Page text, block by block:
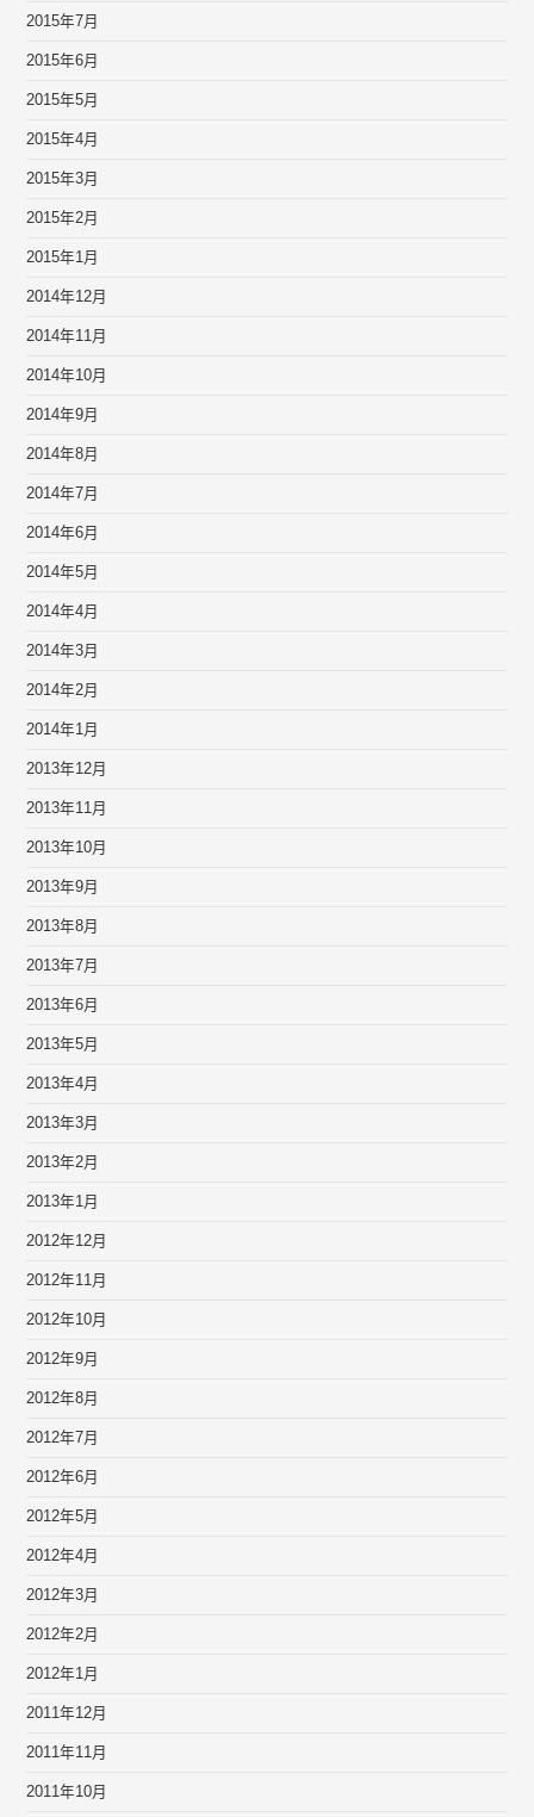
2015年7月
2015年6月
2015年5月
2015年4月
2015年3月
2015年2月
2015年1月
2014年12月
2014年11月
2014年10月
2014年9月
2014年8月
2014年7月
2014年6月
2014年5月
2014年4月
2014年3月
2014年2月
2014年1月
2013年12月
2013年11月
2013年10月
2013年9月
2013年8月
2013年7月
2013年6月
2013年5月
2013年4月
2013年3月
2013年2月
2013年1月
2012年12月
2012年11月
2012年10月
2012年9月
2012年8月
2012年7月
2012年6月
2012年5月
2012年4月
2012年3月
2012年2月
2012年1月
2011年12月
2011年11月
2011年10月